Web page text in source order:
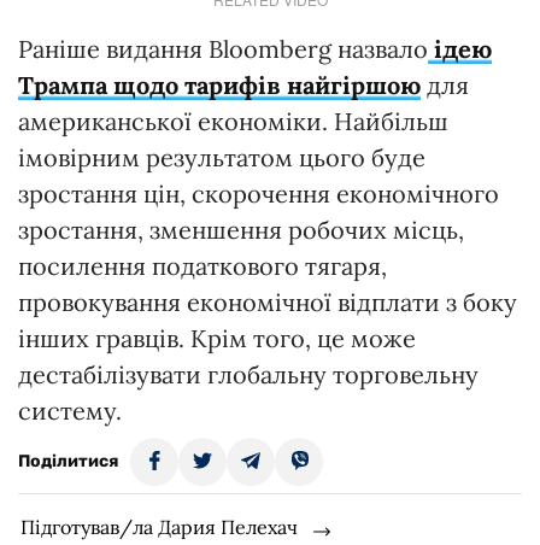
Раніше видання Bloomberg назвало ідею
Трампа щодо тарифів найгіршою для
американської економіки. Найбільш
імовірним результатом цього буде
зростання цін, скорочення економічного
зростання, зменшення робочих місць,
посилення податкового тягаря,
провокування економічної відплати з боку
інших гравців. Крім того, це може
дестабілізувати глобальну торговельну
систему.
Поділитися
Підготував/ла Дария Пелехач